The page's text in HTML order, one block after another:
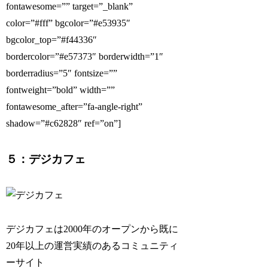
fontawesome=”” target=”_blank”
color=”#fff” bgcolor=”#e53935″
bgcolor_top=”#f44336″
bordercolor=”#e57373″ borderwidth=”1″
borderradius=”5″ fontsize=””
fontweight=”bold” width=””
fontawesome_after=”fa-angle-right”
shadow=”#c62828″ ref=”on”]
５：デジカフェ
デジカフェは2000年のオープンから既に
20年以上の運営実績のあるコミュニティ
ーサイト